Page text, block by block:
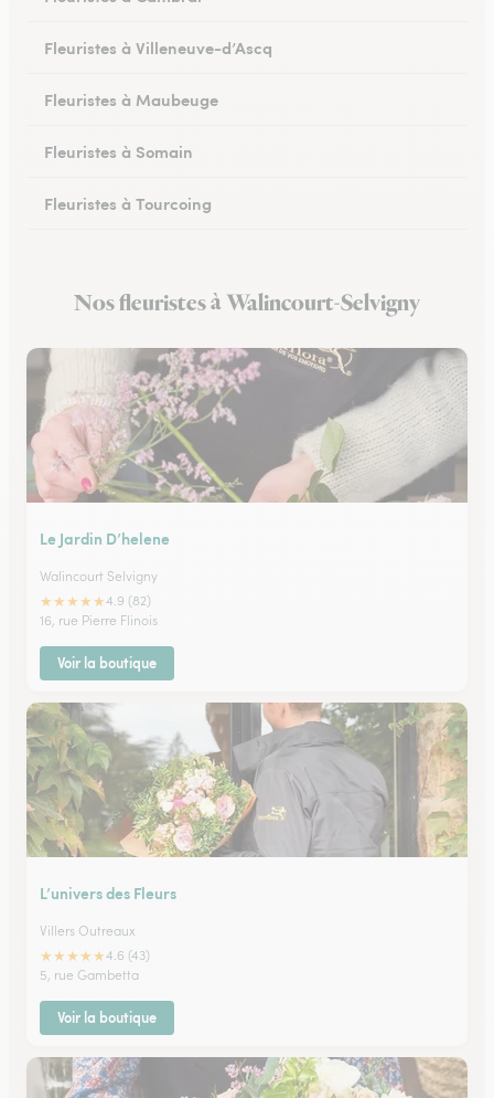
Fleuristes à Villeneuve-d’Ascq
Fleuristes à Maubeuge
Fleuristes à Somain
Fleuristes à Tourcoing
Fleuristes à Cysoing
Nos fleuristes à Walincourt-Selvigny
Le Jardin D’helene
Walincourt Selvigny
★★★★★4.9 (82)
16, rue Pierre Flinois
Voir la boutique
L’univers des Fleurs
Villers Outreaux
★★★★★4.6 (43)
5, rue Gambetta
Voir la boutique